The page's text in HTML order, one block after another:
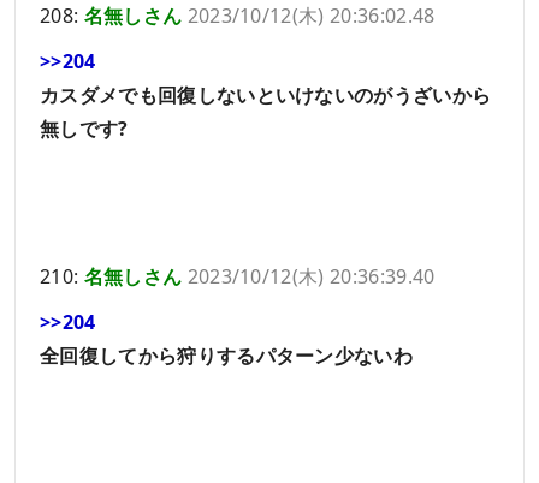
208: 名無しさん 2023/10/12(木) 20:36:02.48
>>204
カスダメでも回復しないといけないのがうざいから
無しです?
210: 名無しさん 2023/10/12(木) 20:36:39.40
>>204
全回復してから狩りするパターン少ないわ